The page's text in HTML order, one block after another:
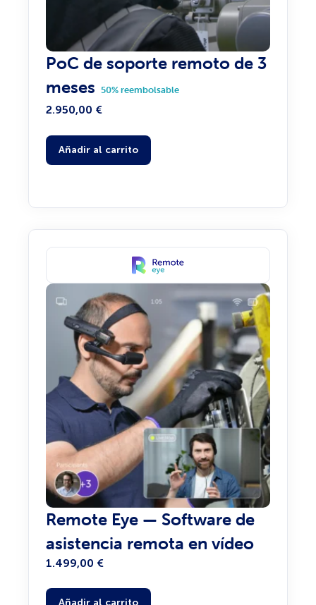
PoC de soporte remoto de 3
meses 50% reembolsable
2.950,00 €
Añadir al carrito
Remote Eye — Software de
asistencia remota en vídeo
1.499,00 €
Añadir al carrito